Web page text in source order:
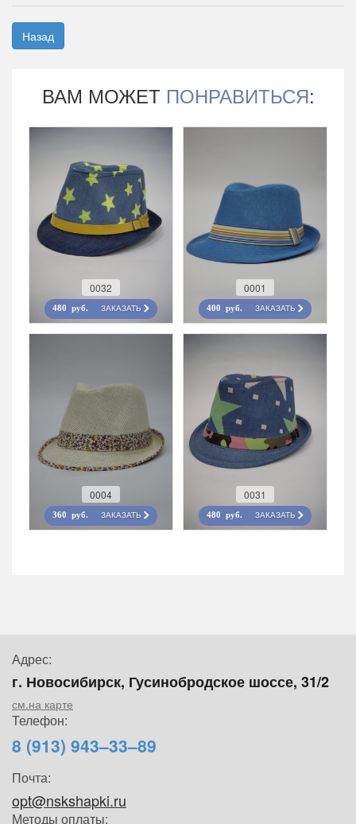
Назад
ВАМ МОЖЕТ ПОНРАВИТЬСЯ:
0032
480 руб. ЗАКАЗАТЬ
0001
400 руб. ЗАКАЗАТЬ
0004
360 руб. ЗАКАЗАТЬ
0031
480 руб. ЗАКАЗАТЬ
Адрес:
г. Новосибирск, Гусинобродское шоссе, 31/2
см.на карте
Телефон:
8 (913) 943–33–89
Почта:
opt@nskshapki.ru
Методы оплаты: